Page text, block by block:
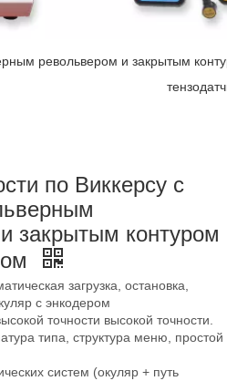
револьвером и закрытым
по Виккерсу с
закрытым контуром
загрузка, остановка,
с энкодером
точности высокой точности.
типа, структура меню, простой
систем (окуляр + путь